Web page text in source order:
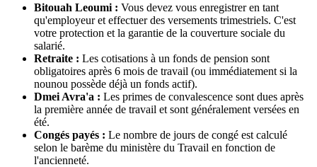
Bitouah Leoumi : Vous devez vous enregistrer en tant
qu'employeur et effectuer des versements trimestriels. C'est
votre protection et la garantie de la couverture sociale du
salarié.
Retraite : Les cotisations à un fonds de pension sont
obligatoires après 6 mois de travail (ou immédiatement si la
nounou possède déjà un fonds actif).
Dmei Avra'a : Les primes de convalescence sont dues après
la première année de travail et sont généralement versées en
été.
Congés payés : Le nombre de jours de congé est calculé
selon le barème du ministère du Travail en fonction de
l'ancienneté.